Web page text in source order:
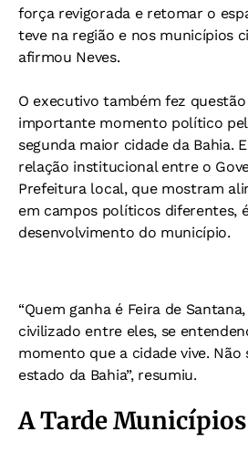
força revigorada e retomar o
teve na região e nos municípios
afirmou Neves.
O executivo também fez
importante momento político
segunda maior cidade da Bahia.
relação institucional entre o
Prefeitura local, que mostram
em campos políticos diferentes,
desenvolvimento do município.
“Quem ganha é Feira de
civilizado entre eles, se
momento que a cidade vive. Não
estado da Bahia”, resumiu.
A Tarde Municípios